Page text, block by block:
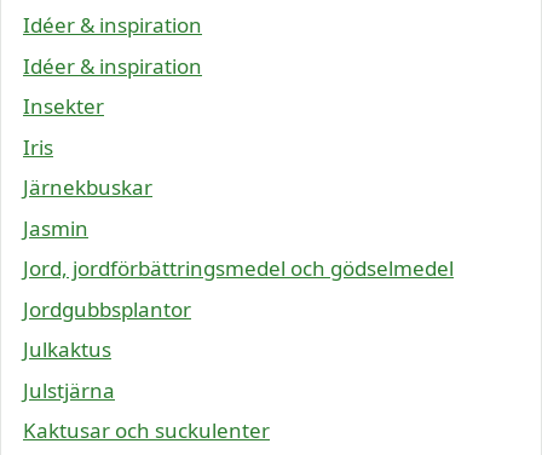
Idéer & inspiration
Idéer & inspiration
Insekter
Iris
Järnekbuskar
Jasmin
Jord, jordförbättringsmedel och gödselmedel
Jordgubbsplantor
Julkaktus
Julstjärna
Kaktusar och suckulenter